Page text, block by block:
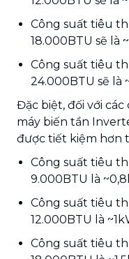
Công suất tiêu
18.000BTU sẽ là
Công suất tiêu
24.000BTU sẽ là
Đặc biệt, đối với
máy biến tần
được tiết kiệm hơn
Công suất tiêu
9.000BTU là
Công suất tiêu
12.000BTU là
Công suất tiêu